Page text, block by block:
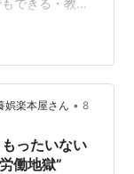
い（ライン作
場が閉じてい
権が労働者側
件が揃うほ
んでもってそ
娯楽本屋さん • 8
ったいない
働地獄”